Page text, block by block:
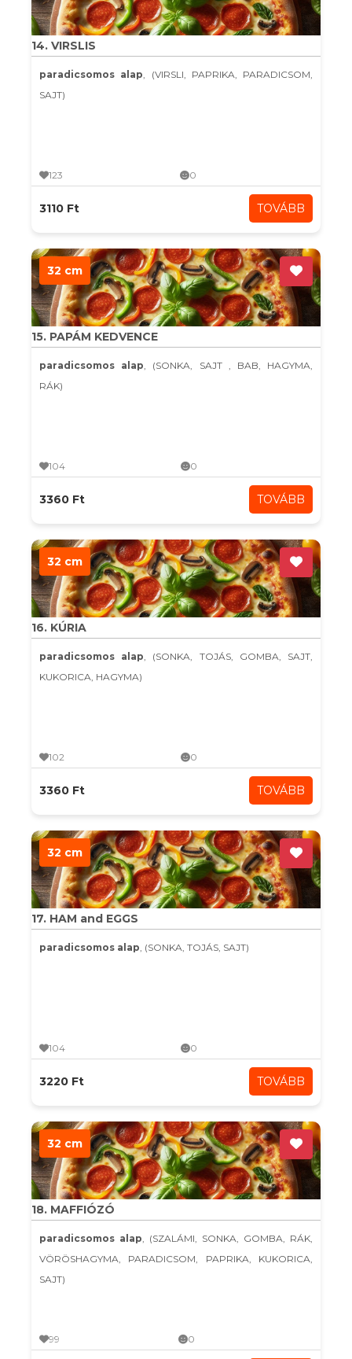
14. VIRSLIS
paradicsomos alap, (VIRSLI, PAPRIKA, PARADICSOM,
SAJT)
123 0
3110 Ft TOVÁBB
32 cm
15. PAPÁM KEDVENCE
paradicsomos alap, (SONKA, SAJT , BAB, HAGYMA,
RÁK)
104 0
3360 Ft TOVÁBB
32 cm
16. KÚRIA
paradicsomos alap, (SONKA, TOJÁS, GOMBA, SAJT,
KUKORICA, HAGYMA)
102 0
3360 Ft TOVÁBB
32 cm
17. HAM and EGGS
paradicsomos alap, (SONKA, TOJÁS, SAJT)
104 0
3220 Ft TOVÁBB
32 cm
18. MAFFIÓZÓ
paradicsomos alap, (SZALÁMI, SONKA, GOMBA, RÁK,
VÖRÖSHAGYMA, PARADICSOM, PAPRIKA, KUKORICA,
SAJT)
99 0